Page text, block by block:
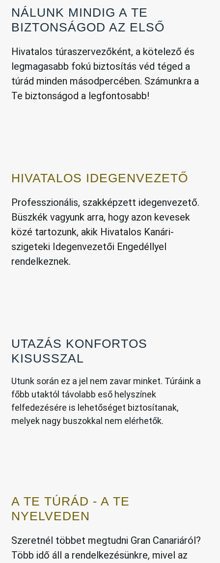
NÁLUNK MINDIG A TE
BIZTONSÁGOD AZ ELSŐ
Hivatalos túraszervezőként, a kötelező és
legmagasabb fokú biztosítás véd téged a
túrád minden másodpercében. Számunkra a
Te biztonságod a legfontosabb!
HIVATALOS IDEGENVEZETŐ
Professzionális, szakképzett idegenvezető.
Büszkék vagyunk arra, hogy azon kevesek
közé tartozunk, akik Hivatalos Kanári-
szigeteki Idegenvezetői Engedéllyel
rendelkeznek.
UTAZÁS KONFORTOS
KISUSSZAL
Utunk során ez a jel nem zavar minket. Túráink a
főbb utaktól távolabb eső helyszínek
felfedezésére is lehetőséget biztosítanak,
melyek nagy buszokkal nem elérhetők.
A TE TÚRÁD - A TE
NYELVEDEN
Szeretnél többet megtudni Gran Canariáról?
Több idő áll a rendelkezésünkre, mivel az